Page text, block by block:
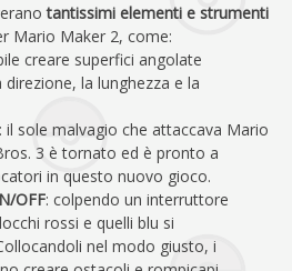
tantissimi elementi e strumenti
Mario Maker 2, come:
creare superfici angolate
la lunghezza e la
: il sole malvagio che attaccava Mario
3 è tornato ed è pronto a
in questo nuovo gioco.
OFF: colpendo un interruttore
rossi e quelli blu si
nel modo giusto, i